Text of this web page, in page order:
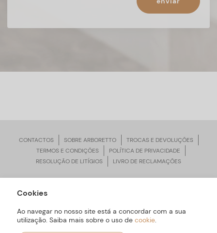
CONTACTOS SOBRE ARBORETTO
TROCAS E DEVOLUÇÕES
TERMOS E CONDIÇÕES
POLÍTICA DE PRIVACIDADE
RESOLUÇÃO DE LITÍGIOS
LIVRO DE RECLAMAÇÕES
ARBORETTO © Todos os Direitos Reservados | Desenvolvido por
Cookies
Ao navegar no nosso site está a concordar com a sua
utilização. Saiba mais sobre o uso de cookie.